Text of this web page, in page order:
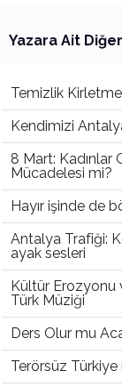
Yazara Ait
Temizlik
Kendimizi
8 Mart: Kadınlar
Mücadelesi mi?
Hayır işinde de
Antalya Trafiği:
ayak sesleri
Kültür Erozyonu
Türk Müziği
Ders Olur mu
Terörsüz Türkiye